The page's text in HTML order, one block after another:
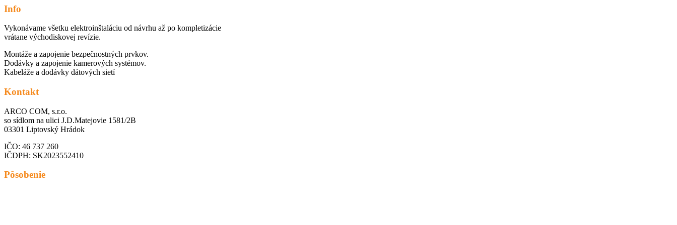
Info
Vykonávame všetku elektroinštaláciu od návrhu až po kompletizácie
vrátane východiskovej revízie.
Montáže a zapojenie bezpečnostných prvkov.
Dodávky a zapojenie kamerových systémov.
Kabeláže a dodávky dátových sietí
Kontakt
ARCO COM, s.r.o.
so sídlom na ulici J.D.Matejovie 1581/2B
03301 Liptovský Hrádok
IČO: 46 737 260
IČDPH: SK2023552410
Pôsobenie